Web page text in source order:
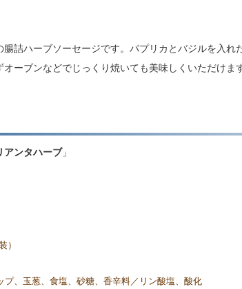
腸詰ハーブソーセージです。パプリカとバジルを入
ーブンなどでじっくり焼いても美味しくいただけます
アンタハーブ」
）
プ、玉葱、食塩、砂糖、香辛料／リン酸塩、酸化